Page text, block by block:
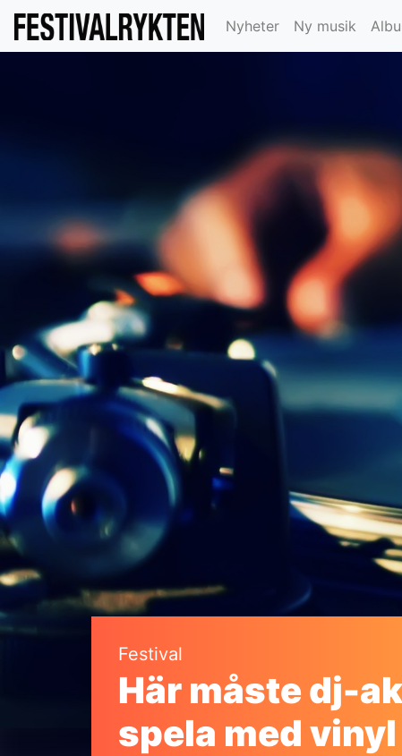
Nyheter Ny musik
Festival
Här måste dj-
spela med vinyl